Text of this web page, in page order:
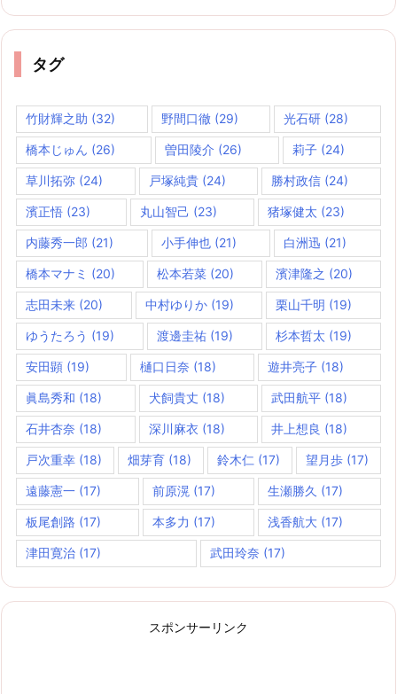
タグ
竹財輝之助 (32) 野間口徹(29) 光石研 (28)
橋本じゅん (26) 曽田陵介 (26) 莉子(24)
草川拓弥 (24) 戸塚純貴(24) 勝村政信 (24)
濱正悟 (23) 丸山智己 (23) 猪塚健太 (23)
内藤秀一郎 (21) 小手伸也(21) 白洲迅 (21)
橋本マナミ (20) 松本若菜 (20) 濱津隆之 (20)
志田未来 (20) 中村ゆりか(19) 栗山千明 (19)
ゆうたろう (19) 渡邊圭祐 (19) 杉本哲太 (19)
安田顕 (19) 樋口日奈 (18) 遊井亮子(18)
眞島秀和 (18) 犬飼貴丈 (18) 武田航平 (18)
石井杏奈 (18) 深川麻衣 (18) 井上想良 (18)
戸次重幸 (18) 畑芽育 (18) 鈴木仁 (17) 望月歩 (17)
遠藤憲一 (17) 前原滉 (17) 生瀬勝久 (17)
板尾創路 (17) 本多力 (17) 浅香航大(17)
津田寛治 (17) 武田玲奈 (17)
スポンサーリンク